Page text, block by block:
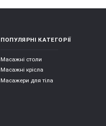
ПОПУЛЯРНІ КАТЕГОРІЇ
Масажні столи
Масажні крісла
Масажери для тіла